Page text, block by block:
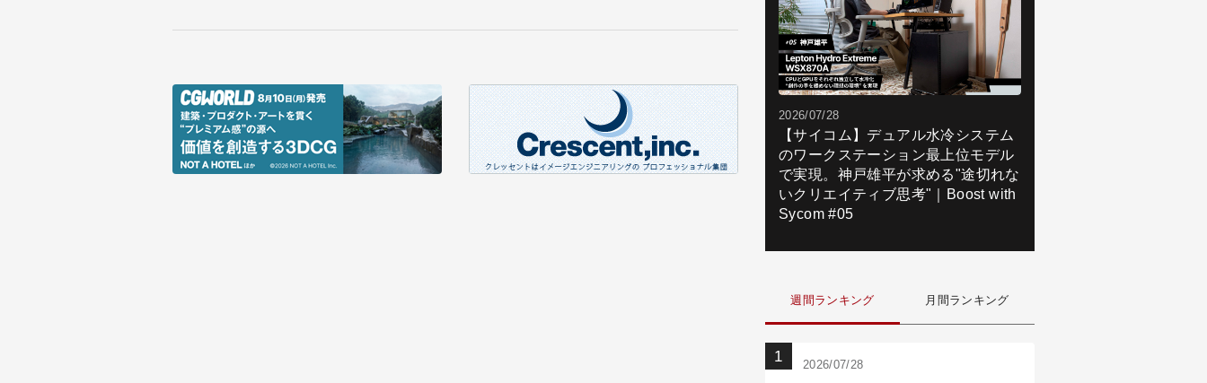
2026/07/28
【サイコム】デュアル水冷システム
のワークステーション最上位モデル
で実現。神戸雄平が求める"途切れな
いクリエイティブ思考"｜Boost with
Sycom #05
週間ランキング 月間ランキング
2026/07/28